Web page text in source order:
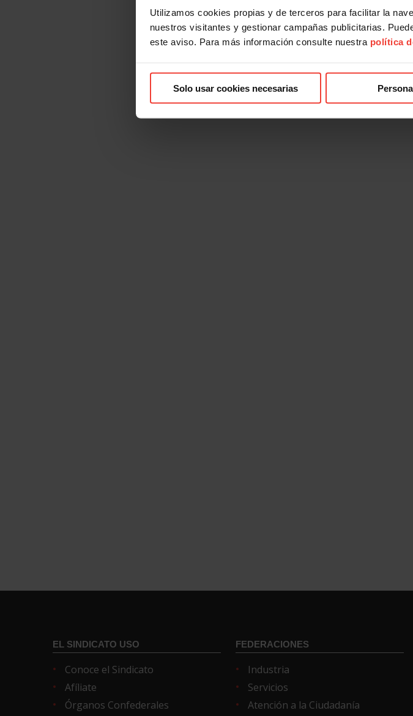
Utilizamos cookies propias y de terceros para facilitar la
nuestros visitantes y gestionar campañas publicitarias.
este aviso. Para más información consulte nuestra política
Solo usar cookies necesarias
EL SINDICATO USO
Conoce el Sindicato
Afíliate
Órganos Confederales
FEDERACIONES
Industria
Servicios
Atención a la Ciudadanía